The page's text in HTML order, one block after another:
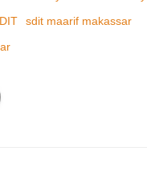
sdit maarif makassar